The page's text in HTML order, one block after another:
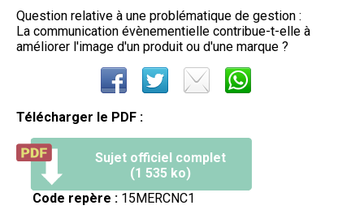
Question relative à une problématique de gestion :
La communication évènementielle contribue-t-elle à
améliorer l'image d'un produit ou d'une marque ?
Télécharger le PDF :
Sujet officiel complet
(1 535 ko)
Code repère : 15MERCNC1